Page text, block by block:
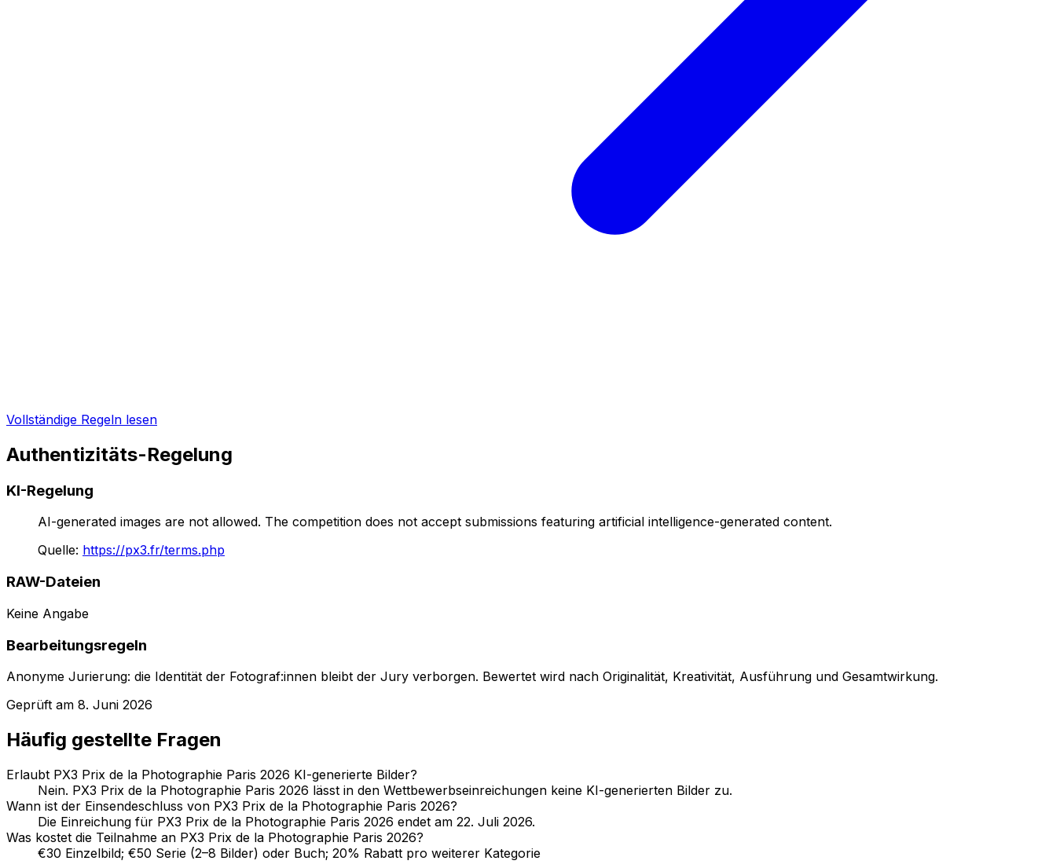
Vollständige Regeln lesen
Authentizitäts-Regelung
KI-Regelung
AI-generated images are not allowed. The competition does not accept submissions featuring artificial intelligence-generated content.
Quelle: https://px3.fr/terms.php
RAW-Dateien
Keine Angabe
Bearbeitungsregeln
Anonyme Jurierung: die Identität der Fotograf:innen bleibt der Jury verborgen. Bewertet wird nach Originalität, Kreativität, Ausführung und Gesamtwirkung.
Geprüft am 8. Juni 2026
Häufig gestellte Fragen
Erlaubt PX3 Prix de la Photographie Paris 2026 KI-generierte Bilder?
Nein. PX3 Prix de la Photographie Paris 2026 lässt in den Wettbewerbseinreichungen keine KI-generierten Bilder zu.
Wann ist der Einsendeschluss von PX3 Prix de la Photographie Paris 2026?
Die Einreichung für PX3 Prix de la Photographie Paris 2026 endet am 22. Juli 2026.
Was kostet die Teilnahme an PX3 Prix de la Photographie Paris 2026?
€30 Einzelbild; €50 Serie (2–8 Bilder) oder Buch; 20% Rabatt pro weiterer Kategorie